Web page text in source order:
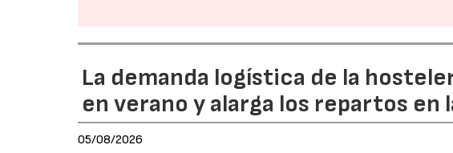
La demanda logística de la
en verano y alarga los repartos
05/08/2026